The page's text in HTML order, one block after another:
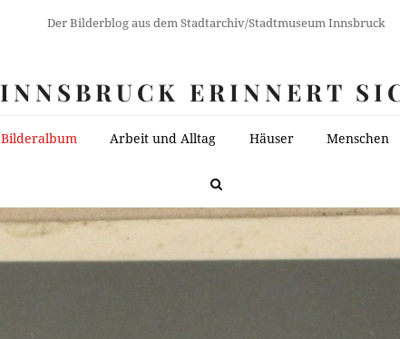
Der Bilderblog aus dem Stadtarchiv/Stadtmuseum Innsbruck
INNSBRUCK ERINNERT
Bilderalbum Arbeit und Alltag Häuser Menschen